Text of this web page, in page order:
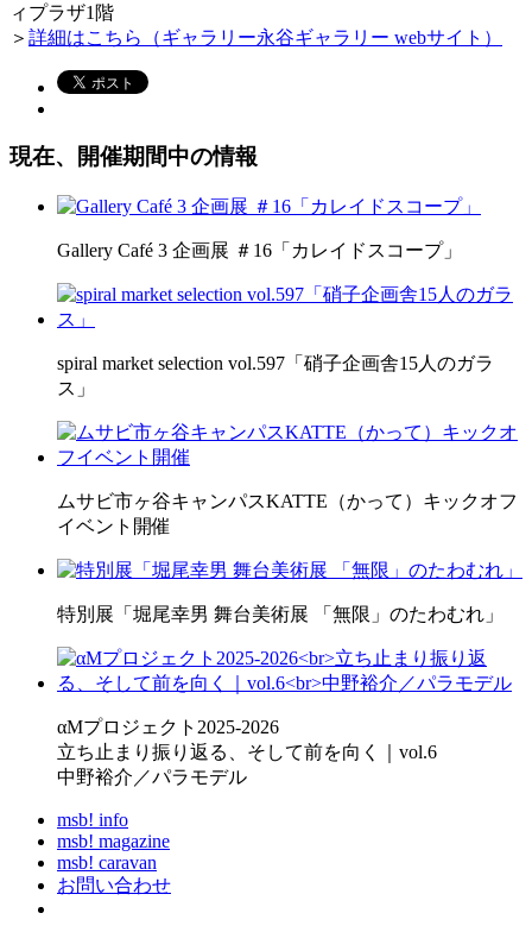
ィプラザ1階
＞ 詳細はこちら（ギャラリー永谷ギャラリー webサイト）
現在、開催期間中の情報
Gallery Café 3 企画展 ＃16「カレイドスコープ」
spiral market selection vol.597「硝子企画舎15人のガラ
ス」
ムサビ市ヶ谷キャンパスKATTE（かって）キックオフ
イベント開催
特別展「堀尾幸男 舞台美術展 「無限」のたわむれ」
αMプロジェクト2025-2026
立ち止まり振り返る、そして前を向く｜vol.6
中野裕介／パラモデル
msb! info
msb! magazine
msb! caravan
お問い合わせ